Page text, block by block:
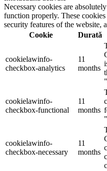
Necessary cookies are
function properly. These
security features of the website,
Cookie
Durată
cookielawinfo-
checkbox-analytics
11
months
cookielawinfo-
checkbox-functional
11
months
cookielawinfo-
checkbox-necessary
11
months